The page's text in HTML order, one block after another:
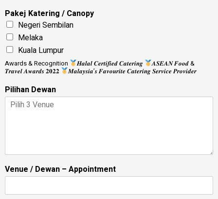
Pakej Katering / Canopy
Negeri Sembilan
Melaka
Kuala Lumpur
Awards & Recognition 𝑯𝒂𝒍𝒂𝒍 𝑪𝒆𝒓𝒕𝒊𝒇𝒊𝒆𝒅 𝑪𝒂𝒕𝒆𝒓𝒊𝒏𝒈
𝑨𝑺𝑬𝑨𝑵 𝑭𝒐𝒐𝒅 &
𝑻𝒓𝒂𝒗𝒆𝒍 𝑨𝒘𝒂𝒓𝒅𝒔 𝟐𝟎𝟐𝟐
𝑴𝒂𝒍𝒂𝒚𝒔𝒊𝒂’𝒔 𝑭𝒂𝒗𝒐𝒖𝒓𝒊𝒕𝒆 𝑪𝒂𝒕𝒆𝒓𝒊𝒏𝒈 𝑺𝒆𝒓𝒗𝒊𝒄𝒆 𝑷𝒓𝒐𝒗𝒊𝒅𝒆𝒓
Pilihan Dewan
Venue / Dewan – Appointment